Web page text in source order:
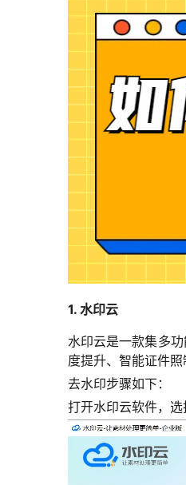
1. 水印云
水印云是一款集多
度提升、智能证件
去水印步骤如下：
打开水印云软件，选